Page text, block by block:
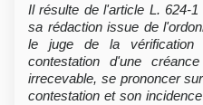
Il résulte de l'article L. 624-
sa rédaction issue de
le juge de la
contestation d'une
irrecevable, se prononcer
contestation et son